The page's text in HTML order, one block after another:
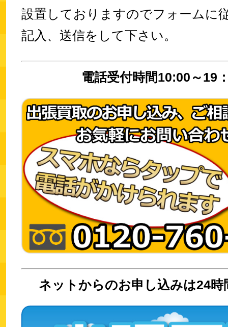
設置しておりますのでフォームに
記入、送信をして下さい。
電話受付時間10:00～19
ネットからのお申し込みは24時